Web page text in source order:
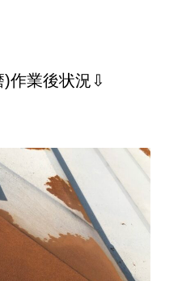
)作業後状況⇩